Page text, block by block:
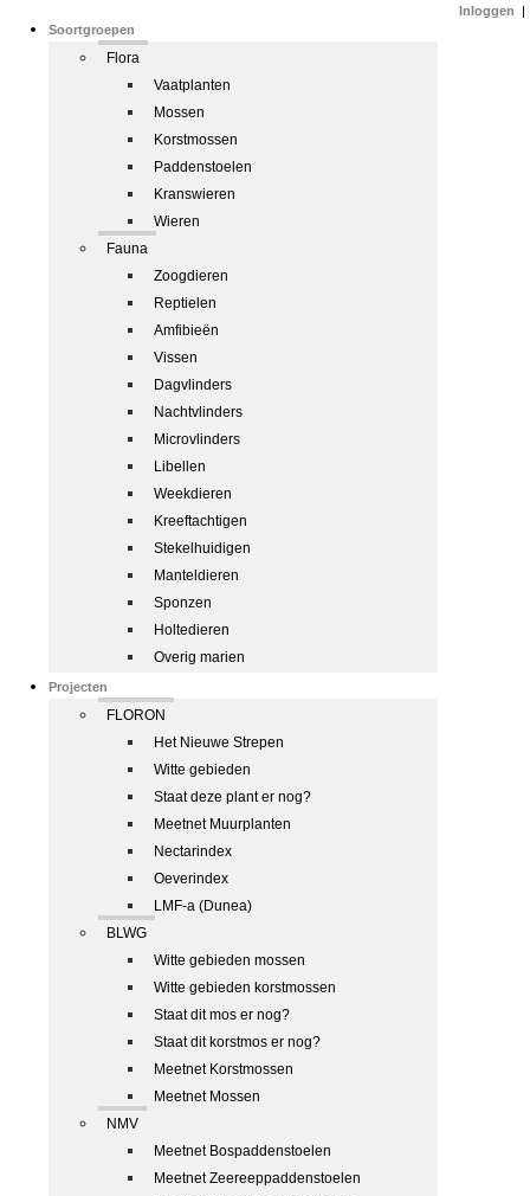
Soortgroepen
Flora
Vaatplanten
Mossen
Korstmossen
Paddenstoelen
Kranswieren
Wieren
Fauna
Zoogdieren
Reptielen
Amfibieën
Vissen
Dagvlinders
Nachtvlinders
Microvlinders
Libellen
Weekdieren
Kreeftachtigen
Stekelhuidigen
Manteldieren
Sponzen
Holtedieren
Overig marien
Projecten
FLORON
Het Nieuwe Strepen
Witte gebieden
Staat deze plant er nog?
Meetnet Muurplanten
Nectarindex
Oeverindex
LMF-a (Dunea)
BLWG
Witte gebieden mossen
Witte gebieden korstmossen
Staat dit mos er nog?
Staat dit korstmos er nog?
Meetnet Korstmossen
Meetnet Mossen
NMV
Meetnet Bospaddenstoelen
Meetnet Zeereeppaddenstoelen
Inloggen |